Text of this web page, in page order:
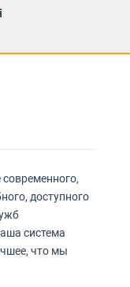
доступного
система
что мы